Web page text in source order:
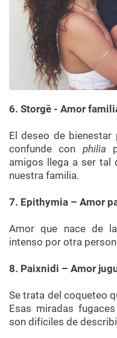
6. Storgē - Amor
El deseo de
confunde con philia
amigos llega a ser tal
nuestra familia.
7. Epithymia – Amor
Amor que nace de
intenso por otra
8. Paixnidi – Amor
Se trata del coqueteo
Esas miradas
son difíciles de